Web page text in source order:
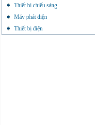
Thiết bị chiếu sáng
Máy phát điện
Thiết bị điện